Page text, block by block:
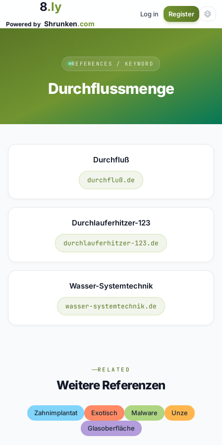
8.ly
Powered by Shrunken.com
Log in Register
REFERENCES / KEYWORD
Durchflussmenge
Durchfluß
durchfluß.de
Durchlauferhitzer-123
durchlauferhitzer-123.de
Wasser-Systemtechnik
wasser-systemtechnik.de
RELATED
Weitere Referenzen
Zahnimplantat Exotisch Malware
Unze
Glasoberfläche